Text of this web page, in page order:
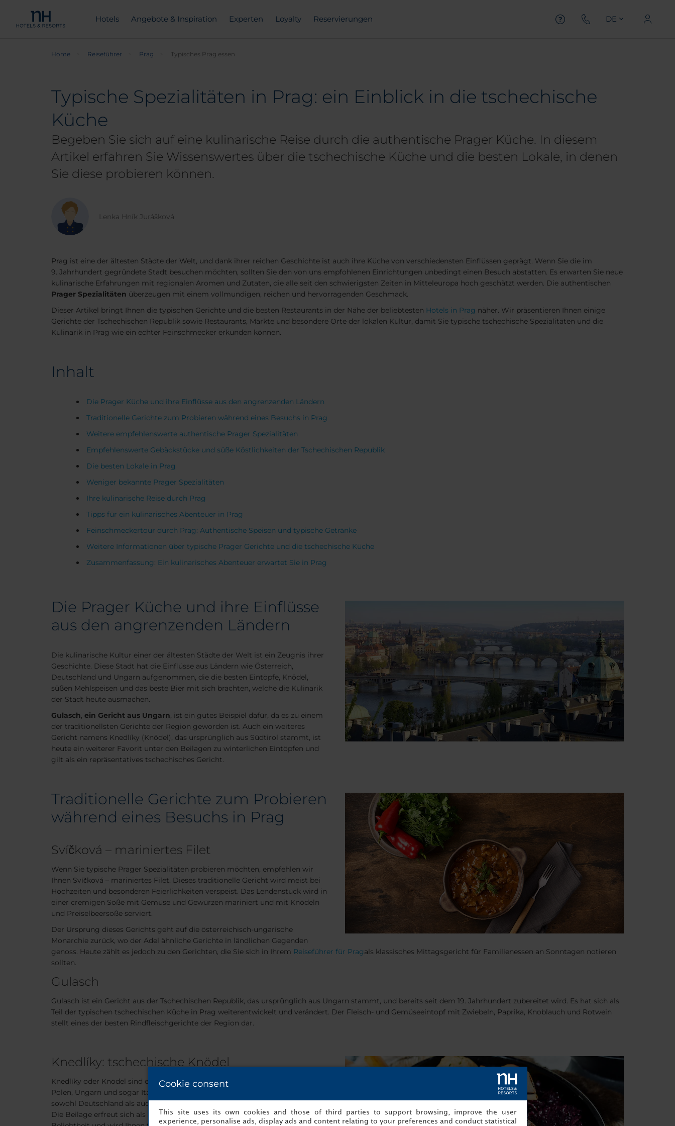
Hotels Angebote & Inspiration Experten Loyalty Reservierungen DE
Home Reiseführer Prag Typisches Prag essen
Typische Spezialitäten in Prag: ein Einblick in die tschechische
Küche
Begeben Sie sich auf eine kulinarische Reise durch die authentische Prager Küche. In diesem
Artikel erfahren Sie Wissenswertes über die tschechische Küche und die besten Lokale, in denen
Sie diese probieren können.
Lenka Hník Jurášková
Prag ist eine der ältesten Städte der Welt, und dank ihrer reichen Geschichte ist auch ihre Küche von verschiedensten Einflüssen geprägt. Wenn Sie die im
9. Jahrhundert gegründete Stadt besuchen möchten, sollten Sie den von uns empfohlenen Einrichtungen unbedingt einen Besuch abstatten. Es erwarten Sie neue
kulinarische Erfahrungen mit regionalen Aromen und Zutaten, die alle seit den schwierigsten Zeiten in Mitteleuropa hoch geschätzt werden. Die authentischen
Prager Spezialitäten überzeugen mit einem vollmundigen, reichen und hervorragenden Geschmack.
Dieser Artikel bringt Ihnen die typischen Gerichte und die besten Restaurants in der Nähe der beliebtesten Hotels in Prag näher. Wir präsentieren Ihnen einige
Gerichte der Tschechischen Republik sowie Restaurants, Märkte und besondere Orte der lokalen Kultur, damit Sie typische tschechische Spezialitäten und die
Kulinarik in Prag wie ein echter Feinschmecker erkunden können.
Inhalt
Die Prager Küche und ihre Einflüsse aus den angrenzenden Ländern
Traditionelle Gerichte zum Probieren während eines Besuchs in Prag
Weitere empfehlenswerte authentische Prager Spezialitäten
Empfehlenswerte Gebäckstücke und süße Köstlichkeiten der Tschechischen Republik
Die besten Lokale in Prag
Weniger bekannte Prager Spezialitäten
Ihre kulinarische Reise durch Prag
Tipps für ein kulinarisches Abenteuer in Prag
Feinschmeckertour durch Prag: Authentische Speisen und typische Getränke
Weitere Informationen über typische Prager Gerichte und die tschechische Küche
Zusammenfassung: Ein kulinarisches Abenteuer erwartet Sie in Prag
Die Prager Küche und ihre Einflüsse
aus den angrenzenden Ländern
Die kulinarische Kultur einer der ältesten Städte der Welt ist ein Zeugnis ihrer
Geschichte. Diese Stadt hat die Einflüsse aus Ländern wie Österreich,
Deutschland und Ungarn aufgenommen, die die besten Eintöpfe, Knödel,
süßen Mehlspeisen und das beste Bier mit sich brachten, welche die Kulinarik
der Stadt heute ausmachen.
Gulasch, ein Gericht aus Ungarn, ist ein gutes Beispiel dafür, da es zu einem
der traditionellsten Gerichte der Region geworden ist. Auch ein weiteres
Gericht namens Knedlíky (Knödel), das ursprünglich aus Südtirol stammt, ist
heute ein weiterer Favorit unter den Beilagen zu winterlichen Eintöpfen und
gilt als ein repräsentatives tschechisches Gericht.
Traditionelle Gerichte zum Probieren
während eines Besuchs in Prag
Svíčková – mariniertes Filet
Wenn Sie typische Prager Spezialitäten probieren möchten, empfehlen wir
Ihnen Svíčková – mariniertes Filet. Dieses traditionelle Gericht wird meist bei
Hochzeiten und besonderen Feierlichkeiten verspeist. Das Lendenstück wird in
einer cremigen Soße mit Gemüse und Gewürzen mariniert und mit Knödeln
und Preiselbeersoße serviert.
Der Ursprung dieses Gerichts geht auf die österreichisch-ungarische
Monarchie zurück, wo der Adel ähnliche Gerichte in ländlichen Gegenden
genoss. Heute zählt es jedoch zu den Gerichten, die Sie sich in Ihrem Reiseführer für Pragals klassisches Mittagsgericht für Familienessen an Sonntagen notieren
sollten.
Gulasch
Gulasch ist ein Gericht aus der Tschechischen Republik, das ursprünglich aus Ungarn stammt, und bereits seit dem 19. Jahrhundert zubereitet wird. Es hat sich als
Teil der typischen tschechischen Küche in Prag weiterentwickelt und verändert. Der Fleisch- und Gemüseeintopf mit Zwiebeln, Paprika, Knoblauch und Rotwein
stellt eines der besten Rindfleischgerichte der Region dar.
Knedlíky: tschechische Knödel
Knedlíky oder Knödel sind eine typische Beilage aus Deutschland, Österreich,
Polen, Ungarn und sogar Italien. Ihr Ursprung ist seit jeher umstritten, da
sowohl Deutschland als auch Österreich als Ursprungsland infrage kommen.
Die Beilage erfreut sich als authentische Prager Spezialität jedoch großer
Cookie consent
This site uses its own cookies and those of third parties to support browsing, improve the user
experience, personalise ads, display ads and content relating to your preferences and conduct statistical